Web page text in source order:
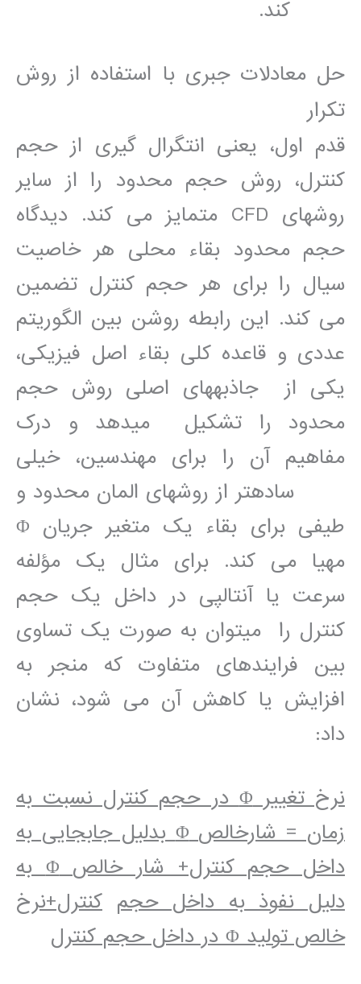
کند.
حل معادلات جبری با استفاده از روش
تکرار
قدم اول، يعنی انتگرال گيری از حجم
کنترل، روش حجم محدود را از ساير
روشھای CFD متمايز می کند. ديدگاه
حجم محدود بقاء محلی ھر خاصيت
سيال را برای ھر حجم کنترل تضمين
می کند. اين رابطه روشن بين الگوريتم
عددی و قاعده کلی بقاء اصل فيزيکی،
يکی از جاذبهھای اصلی روش حجم
محدود را تشکيل میدھد و درک
مفاھيم آن را برای مھندسين، خيلی
سادهتر از روشھای المان محدود و
طيفی برای بقاء يک متغير جريان Φ
مھيا می کند. برای مثال يک مؤلفه
سرعت يا آنتالپی در داخل يک حجم
کنترل را میتوان به صورت يک تساوی
بين فرايندھای متفاوت که منجر به
افزايش يا کاھش آن می شود، نشان
داد:
نرخ تغييرΦدر حجم کنترل نسبت به
زمان = شارخالصΦبدليل جابجايی به
داخل حجم کنترل+ شار خالصΦبه
دليل نفوذ به داخل حجم کنترل+نرخ
خالص توليدΦدر داخل حجم کنترل